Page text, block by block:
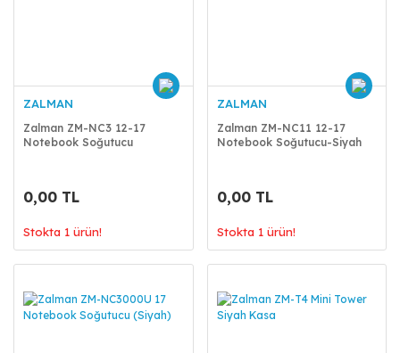
ZALMAN
Zalman ZM-NC3 12-17
Notebook Soğutucu
0,00 TL
Stokta 1 ürün!
ZALMAN
Zalman ZM-NC11 12-17
Notebook Soğutucu-Siyah
0,00 TL
Stokta 1 ürün!